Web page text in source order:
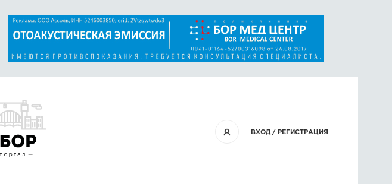
ВХОД/ РЕГИСТРАЦИЯ